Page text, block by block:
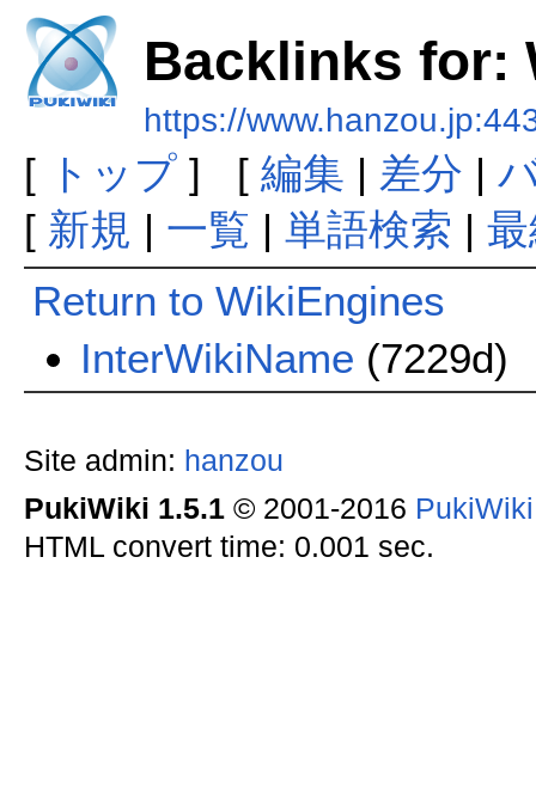
Backlinks for:
https://
[ トップ] [ 編集 | 差分 |
[ 新規 | 一覧 | 単語検索 |
Return to WikiEngines
InterWikiName (7229d)
Site admin: hanzou
PukiWiki 1.5.1© 2001-2016
HTML convert time: 0.001 sec.